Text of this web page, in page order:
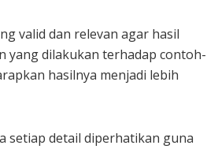
valid dan relevan agar hasil
yang dilakukan terhadap contoh-
hasilnya menjadi lebih
setiap detail diperhatikan guna